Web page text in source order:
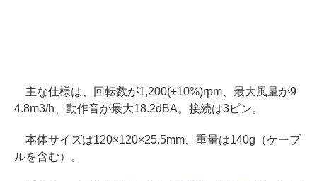
主な仕様は、回転数が1,200(±10%)rpm、最大風量が9
4.8m3/h、動作音が最大18.2dBA。接続は3ピン。
本体サイズは120×120×25.5mm、重量は140g（ケーブ
ルを含む）。